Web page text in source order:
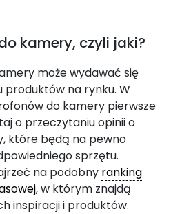
kamery, czyli jaki?
może wydawać się
produktów na rynku. W
do kamery pierwsze
o przeczytaniu opinii o
które będą na pewno
sprzętu.
na podobny ranking
, w którym znajdą
inspiracji i produktów.